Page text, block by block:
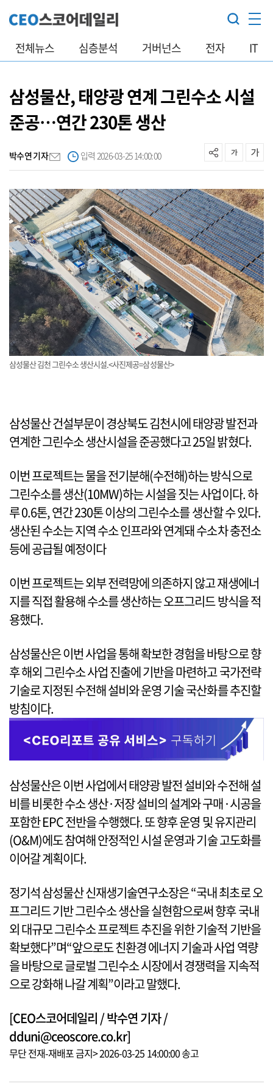
전체뉴스 심층분석 거버넌스 전자 IT
삼성물산, 태양광 연계 그린수소 시설
준공…연간 230톤 생산
박수연 기자 입력 2026-03-25 14:00:00
삼성물산 김천 그린수소 생산시설.<사진제공=삼성물산>
삼성물산 건설부문이 경상북도 김천시에 태양광 발전과
연계한 그린수소 생산시설을 준공했다고 25일 밝혔다.
이번 프로젝트는 물을 전기분해(수전해)하는 방식으로
그린수소를 생산(10MW)하는 시설을 짓는 사업이다. 하
루 0.6톤, 연간 230톤 이상의 그린수소를 생산할 수 있다.
생산된 수소는 지역 수소 인프라와 연계돼 수소차 충전소
등에 공급될 예정이다
이번 프로젝트는 외부 전력망에 의존하지 않고 재생에너
지를 직접 활용해 수소를 생산하는 오프그리드 방식을 적
용했다.
삼성물산은 이번 사업을 통해 확보한 경험을 바탕으로 향
후 해외 그린수소 사업 진출에 기반을 마련하고 국가전략
기술로 지정된 수전해 설비와 운영 기술 국산화를 추진할
방침이다.
삼성물산은 이번 사업에서 태양광 발전 설비와 수전해 설
비를 비롯한 수소 생산·저장 설비의 설계와 구매·시공을
포함한 EPC 전반을 수행했다. 또 향후 운영 및 유지관리
(O&M)에도 참여해 안정적인 시설 운영과 기술 고도화를
이어갈 계획이다.
정기석 삼성물산 신재생기술연구소장은 “국내 최초로 오
프그리드 기반 그린수소 생산을 실현함으로써 향후 국내
외 대규모 그린수소 프로젝트 추진을 위한 기술적 기반을
확보했다”며“앞으로도 친환경 에너지 기술과 사업 역량
을 바탕으로 글로벌 그린수소 시장에서 경쟁력을 지속적
으로 강화해 나갈 계획”이라고 말했다.
[CEO스코어데일리 / 박수연 기자 /
dduni@ceoscore.co.kr]
무단 전재-재배포 금지> 2026-03-25 14:00:00 송고